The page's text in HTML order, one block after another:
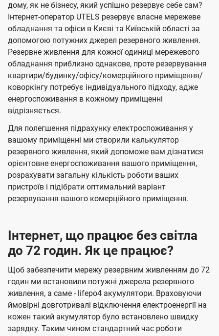
дому, як не бізнесу, який успішно резервує себе сам?
Інтернет-оператор UTELS резервує власне мережеве
обладнання та офіси в Києві та Київській області за
допомогою потужних джерел резервного живлення.
Резервне живлення для кожної одиниці мережевого
обладнання приблизно однакове, проте резервування
квартири/будинку/офісу/комерційного приміщення/
коворкінгу потребує індивідуального підходу, адже
енергоспоживання в кожному приміщенні
відрізняється.
Для полегшення підрахунку електроспоживання у
вашому приміщенні ми створили калькулятор
резервного живлення, який допоможе вам дізнатися
орієнтовне енергоспоживання вашого приміщення,
розрахувати загальну кількість роботи ваших
пристроїв і підібрати оптимальний варіант
резервування вашого комерційного приміщення.
Інтернет, що працює без світла
до 72 годин. Як це працює?
Щоб забезпечити мережу резервним живленням до 72
годин ми встановили потужні джерела резервного
живлення, а саме - lifepo4 акумулятори. Враховуючи
ймовірні довготривалі відключення електроенергії на
кожен такий акумулятор було встановлено швидку
зарядку. Таким чином стандартний час роботи